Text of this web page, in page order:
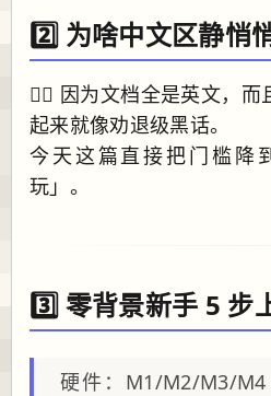
2️⃣ 为啥中文区静悄
🙋‍♂️ 因为文档全是英文，
起来就像劝退级黑话。
今天这篇直接把门槛降
玩」。
3️⃣ 零背景新手 5 步
硬件：M1/M2/M3/M4